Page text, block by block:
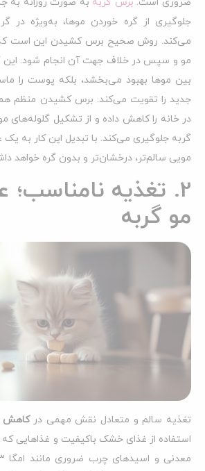
جلوگیری از گره خوردن موها، به‌ویژه در
می‌کند. روش صحیح برس کشیدن این است
مو و سپس در خلاف جهت آن انجام شود. این
بین موها بهبود می‌بخشد، بلکه پوست را
جدید را تقویت می‌کند. برس کشیدن منظم
در خانه را کاهش داده و از تشکیل گلوله‌های
گربه جلوگیری می‌کند. با تبدیل این کار به یک
مویی سالم‌تر، درخشان‌تر و بدون گره خواهد
2. تغذیه
مو گربه
تغذیه سالم و متعادل نقش مهمی درکاهش
استفاده از غذای خشک باکیفیت و غذاهایی که